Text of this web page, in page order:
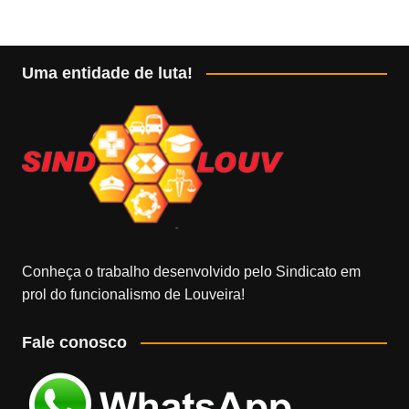
Uma entidade de luta!
Conheça o trabalho desenvolvido pelo Sindicato em
prol do funcionalismo de Louveira!
Fale conosco